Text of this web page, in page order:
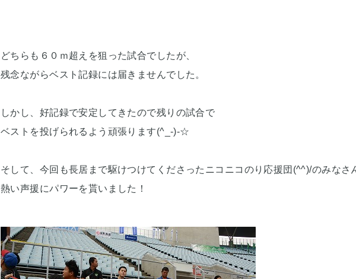
どちらも６０ｍ超えを狙った試合でしたが、
残念ながらベスト記録には届きませんでした。
しかし、好記録で安定してきたので残りの試合で
ベストを投げられるよう頑張ります(^_-)-☆
そして、今回も長居まで駆けつけてくださったニコニコのり応援団(^^)/のみなさ
熱い声援にパワーを貰いました！